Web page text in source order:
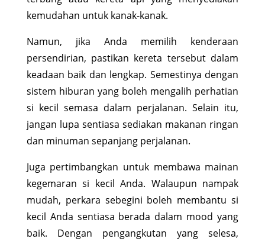
kemudahan untuk kanak-kanak.
Namun, jika Anda memilih kenderaan
persendirian, pastikan kereta tersebut dalam
keadaan baik dan lengkap. Semestinya dengan
sistem hiburan yang boleh mengalih perhatian
si kecil semasa dalam perjalanan. Selain itu,
jangan lupa sentiasa sediakan makanan ringan
dan minuman sepanjang perjalanan.
Juga pertimbangkan untuk membawa mainan
kegemaran si kecil Anda. Walaupun nampak
mudah, perkara sebegini boleh membantu si
kecil Anda sentiasa berada dalam mood yang
baik. Dengan pengangkutan yang selesa,